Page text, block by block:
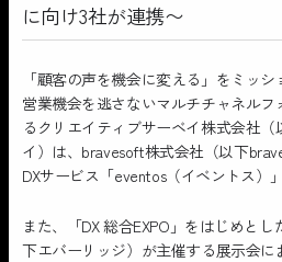
に向け3社が連携〜
「顧客の声を機会に変える」をミッ
営業機会を逃さないマルチチャネルフ
るクリエイティブサーベイ株式会社
イ）は、bravesoft株式会社（以下
DXサービス「eventos（イベントス）
また、「DX 総合EXPO」をはじめと
下エバーリッジ）が主催する展示会